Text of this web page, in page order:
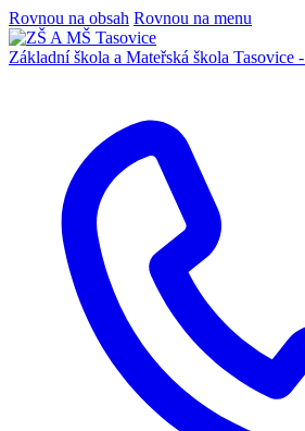
Rovnou na obsah Rovnou na menu
Základní škola a Mateřská škola Tasovice -